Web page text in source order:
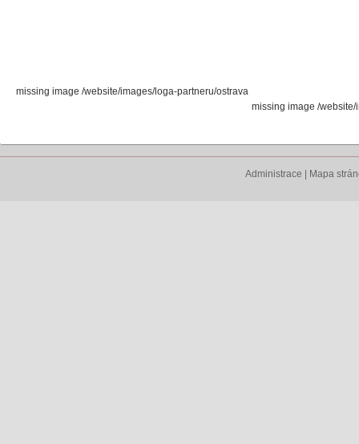
missing image /website/images/loga-partneru/ostrava
missing image /
Administrace Mapa